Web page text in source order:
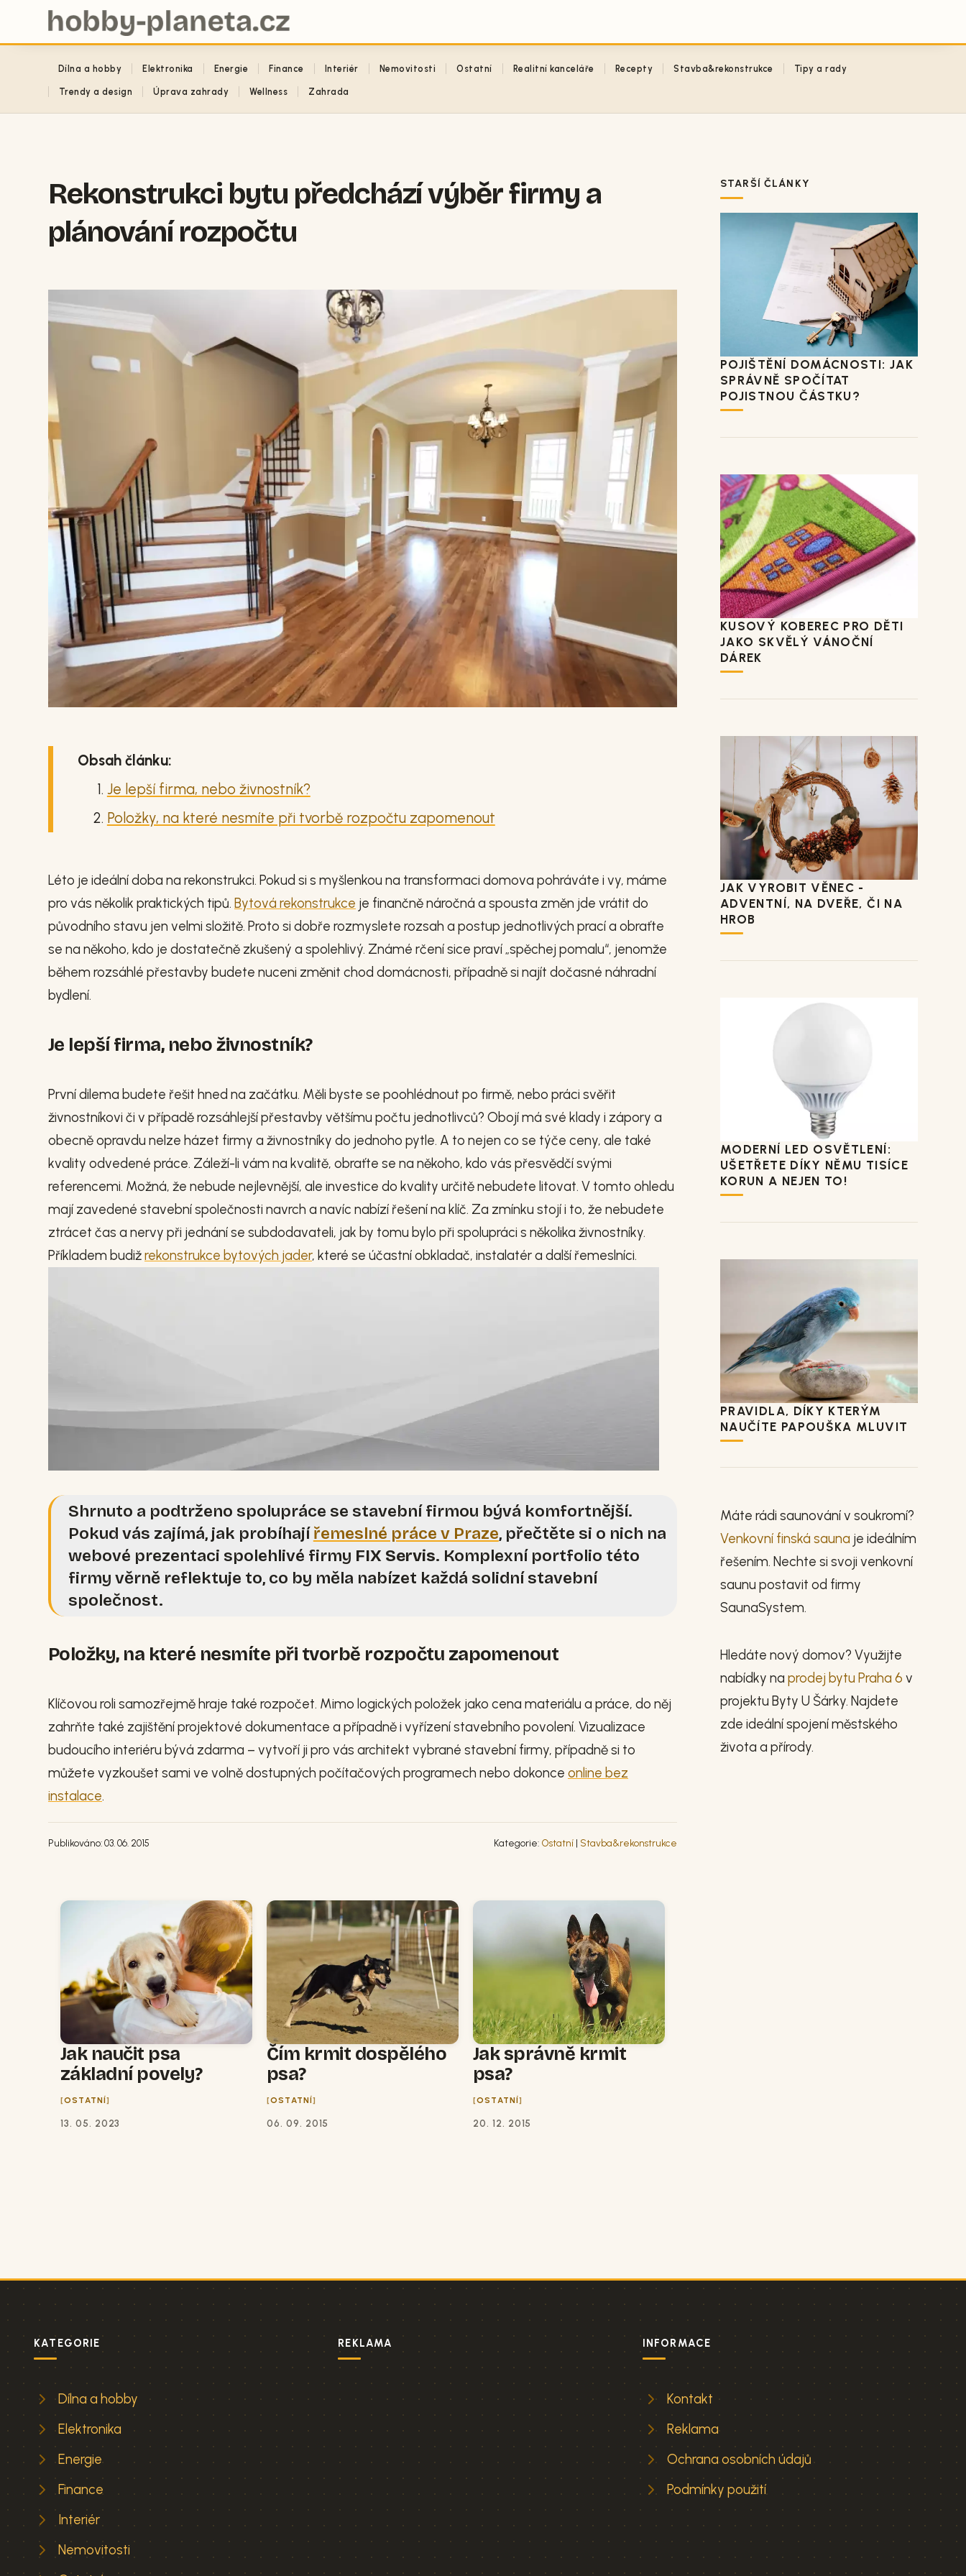
Dílna a hobby Elektronika Energie Finance Interiér Nemovitosti Ostatní Realitní kanceláře Recepty Stavba&rekonstrukce Tipy a rady
Trendy a design Úprava zahrady Wellness Zahrada
Rekonstrukci bytu předchází výběr firmy a
plánování rozpočtu
Obsah článku:
Je lepší firma, nebo živnostník?
Položky, na které nesmíte při tvorbě rozpočtu zapomenout
Léto je ideální doba na rekonstrukci. Pokud si s myšlenkou na transformaci domova pohráváte i vy, máme
pro vás několik praktických tipů. Bytová rekonstrukce je finančně náročná a spousta změn jde vrátit do
původního stavu jen velmi složitě. Proto si dobře rozmyslete rozsah a postup jednotlivých prací a obraťte
se na někoho, kdo je dostatečně zkušený a spolehlivý. Známé rčení sice praví „spěchej pomalu“, jenomže
během rozsáhlé přestavby budete nuceni změnit chod domácnosti, případně si najít dočasné náhradní
bydlení.
Je lepší firma, nebo živnostník?
První dilema budete řešit hned na začátku. Měli byste se poohlédnout po firmě, nebo práci svěřit
živnostníkovi či v případě rozsáhlejší přestavby většímu počtu jednotlivců? Obojí má své klady i zápory a
obecně opravdu nelze házet firmy a živnostníky do jednoho pytle. A to nejen co se týče ceny, ale také
kvality odvedené práce. Záleží-li vám na kvalitě, obraťte se na někoho, kdo vás přesvědčí svými
referencemi. Možná, že nebude nejlevnější, ale investice do kvality určitě nebudete litovat. V tomto ohledu
mají zavedené stavební společnosti navrch a navíc nabízí řešení na klíč. Za zmínku stojí i to, že nebudete
ztrácet čas a nervy při jednání se subdodavateli, jak by tomu bylo při spolupráci s několika živnostníky.
Příkladem budižrekonstrukce bytových jader, které se účastní obkladač, instalatér a další řemeslníci.
Shrnuto a podtrženo spolupráce se stavební firmou bývá komfortnější.
Pokud vás zajímá, jak probíhajířemeslné práce v Praze, přečtěte si o nich na
webové prezentaci spolehlivé firmy FIX Servis. Komplexní portfolio této
firmy věrně reflektuje to, co by měla nabízet každá solidní stavební
společnost.
Položky, na které nesmíte při tvorbě rozpočtu zapomenout
Klíčovou roli samozřejmě hraje také rozpočet. Mimo logických položek jako cena materiálu a práce, do něj
zahrňte také zajištění projektové dokumentace a případně i vyřízení stavebního povolení. Vizualizace
budoucího interiéru bývá zdarma – vytvoří ji pro vás architekt vybrané stavební firmy, případně si to
můžete vyzkoušet sami ve volně dostupných počítačových programech nebo dokonce online bez
instalace.
Publikováno: 03. 06. 2015 Kategorie: Ostatní | Stavba&rekonstrukce
Jak naučit psa
základní povely?
OSTATNÍ
13. 05. 2023
Čím krmit dospělého
psa?
OSTATNÍ
06. 09. 2015
Jak správně krmit
psa?
OSTATNÍ
20. 12. 2015
STARŠÍ ČLÁNKY
POJIŠTĚNÍ DOMÁCNOSTI: JAK
SPRÁVNĚ SPOČÍTAT
POJISTNOU ČÁSTKU?
KUSOVÝ KOBEREC PRO DĚTI
JAKO SKVĚLÝ VÁNOČNÍ
DÁREK
JAK VYROBIT VĚNEC -
ADVENTNÍ, NA DVEŘE, ČI NA
HROB
MODERNÍ LED OSVĚTLENÍ:
UŠETŘETE DÍKY NĚMU TISÍCE
KORUN A NEJEN TO!
PRAVIDLA, DÍKY KTERÝM
NAUČÍTE PAPOUŠKA MLUVIT
Máte rádi saunování v soukromí?
Venkovní finská sauna je ideálním
řešením. Nechte si svoji venkovní
saunu postavit od firmy
SaunaSystem.
Hledáte nový domov? Využijte
nabídky na prodej bytu Praha 6 v
projektu Byty U Šárky. Najdete
zde ideální spojení městského
života a přírody.
KATEGORIE
Dílna a hobby
Elektronika
Energie
Finance
Interiér
Nemovitosti
REKLAMA INFORMACE
Kontakt
Reklama
Ochrana osobních údajů
Podmínky použití